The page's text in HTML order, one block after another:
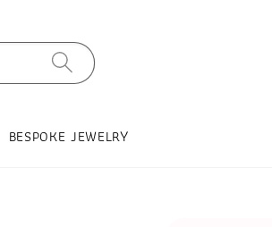
BESPOKE JEWELRY